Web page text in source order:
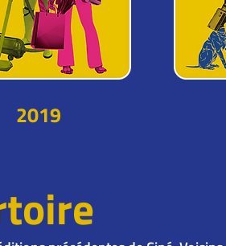
2019